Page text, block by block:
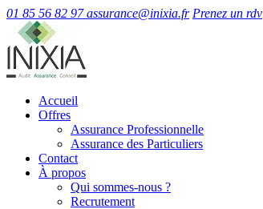
01 85 56 82 97 assurance@inixia.fr Prenez un rdv
Accueil
Offres
Assurance Professionnelle
Assurance des Particuliers
Contact
À propos
Qui sommes-nous ?
Recrutement